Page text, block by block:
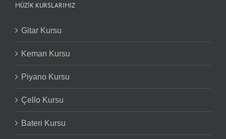
MÜZIK KURSLARIMIZ
Gitar Kursu
Keman Kursu
Piyano Kursu
Çello Kursu
Bateri Kursu